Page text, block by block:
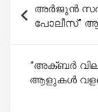
navigation
അർജുൻ
പോലീസ്”
“അക്ബർ
ആളുകൾ